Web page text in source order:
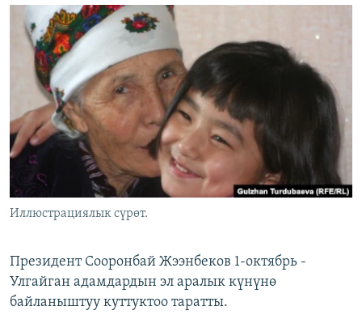
БИЗ ЖАНА ДҮЙНӨ
ДАНИСТЕ
ЭЖЕ-СИҢДИЛЕР
АЗАТТЫК+
ЫҢГАЙСЫЗ СУРООЛОР
Русский
ОНЛАЙН ШЕРИНЕ
ЭЕ/АРнун бардык сайттары
Иллюстрациялык сүрөт.
Президент Сооронбай Жээнбеков 1-октябрь -
Улгайган адамдардын эл аралык күнүнө
байланыштуу куттуктоо таратты.